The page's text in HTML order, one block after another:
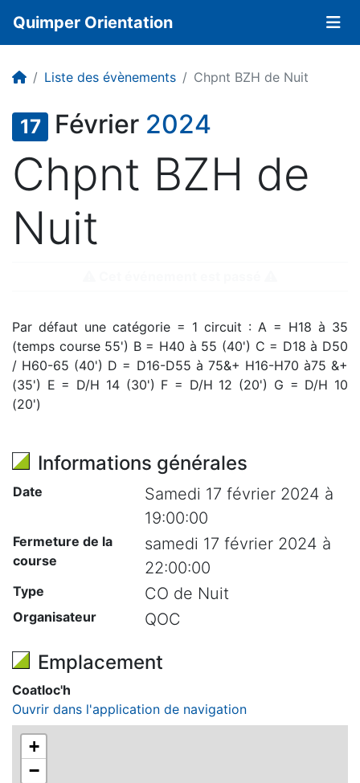
Quimper Orientation
Liste des évènements Chpnt BZH de Nuit
17 Février 2024
Chpnt BZH de
Nuit
Par défaut une catégorie = 1 circuit : A = H18 à 35
(temps course 55') B = H40 à 55 (40') C = D18 à D50
/ H60-65 (40') D = D16-D55 à 75&+ H16-H70 à75 &+
(35') E = D/H 14 (30') F = D/H 12 (20') G = D/H 10
(20')
Informations générales
Date
Samedi 17 février 2024 à
19:00:00
Fermeture de la
course
samedi 17 février 2024 à
22:00:00
Type CO de Nuit
Organisateur QOC
Emplacement
Coatloc'h
Ouvrir dans l'application de navigation
+
−